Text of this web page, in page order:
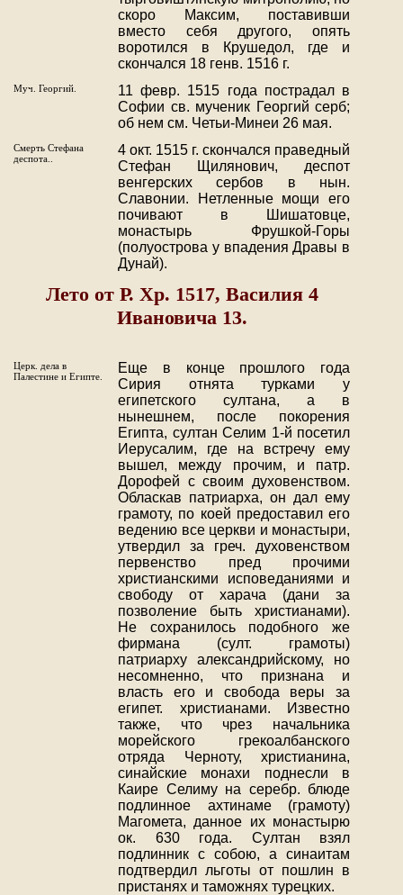
скоро Максим, поставивши
вместо себя другого, опять
воротился в Крушедол, где и
скончался 18 генв. 1516 г.
Муч. Георгий.
11 февр. 1515 года пострадал в
Софии св. мученик Георгий серб;
об нем см. Четьи-Минеи 26 мая.
Смерть Стефана
деспота..
4 окт. 1515 г. скончался праведный
Стефан Щилянович, деспот
венгерских сербов в нын.
Славонии. Нетленные мощи его
почивают в Шишатовце,
монастырь Фрушкой-Горы
(полуострова у впадения Дравы в
Дунай).
Лето от Р. Хр. 1517, Василия 4
Ивановича 13.
Церк. дела в
Палестине и Египте.
Еще в конце прошлого года
Сирия отнята турками у
египетского султана, а в
нынешнем, после покорения
Египта, султан Селим 1-й посетил
Иерусалим, где на встречу ему
вышел, между прочим, и патр.
Дорофей с своим духовенством.
Обласкав патриарха, он дал ему
грамоту, по коей предоставил его
ведению все церкви и монастыри,
утвердил за греч. духовенством
первенство пред прочими
христианскими исповеданиями и
свободу от харача (дани за
позволение быть христианами).
Не сохранилось подобного же
фирмана (султ. грамоты)
патриарху александрийскому, но
несомненно, что признана и
власть его и свобода веры за
египет. христианами. Известно
также, что чрез начальника
морейского грекоалбанского
отряда Черноту, христианина,
синайские монахи поднесли в
Каире Селиму на серебр. блюде
подлинное ахтинаме (грамоту)
Магомета, данное их монастырю
ок. 630 года. Султан взял
подлинник с собою, а синаитам
подтвердил льготы от пошлин в
пристанях и таможнях турецких.